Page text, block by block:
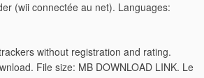
(wii connectée au net). Languages:
without registration and rating.
File size: MB DOWNLOAD LINK. Le